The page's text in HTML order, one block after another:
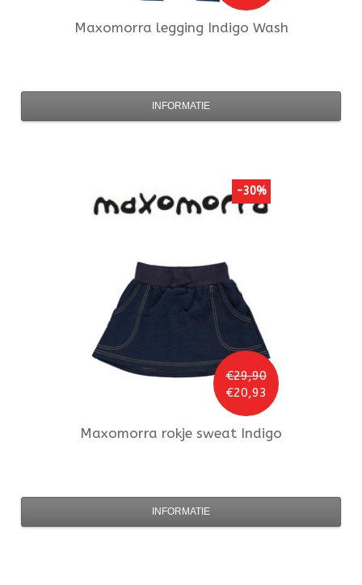
Maxomorra legging Indigo Wash
INFORMATIE
€29,90
€20,93
-30%
Maxomorra rokje sweat Indigo
INFORMATIE